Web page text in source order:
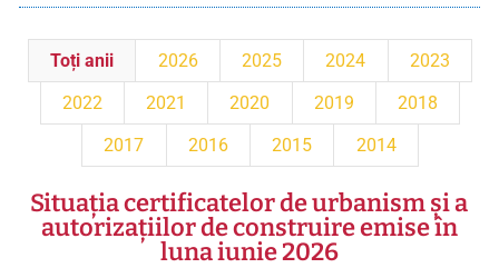
Toți anii 2026 2025 2024
2023
2022
2021 2020 2019
2018
2017
2016 2015 2014
Situația certificatelor de urbanism și a
autorizațiilor de construire emise în
luna iunie 2026